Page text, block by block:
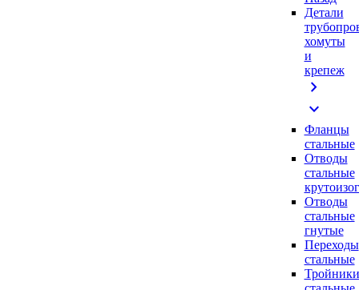
Детали
хомуты
и
крепеж
chevron_right
expand_more
Фланцы
стальные
Отводы
стальные
Отводы
стальные
гнутые
Переходы
стальные
Тройники